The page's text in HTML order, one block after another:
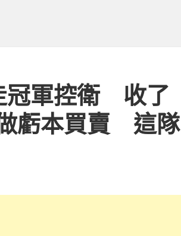
冠軍控衛 收了
虧本買賣 這隊